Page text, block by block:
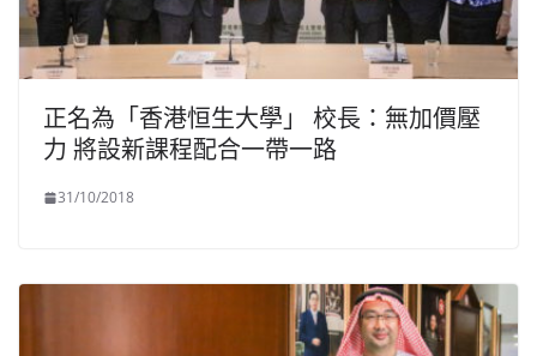
正名為「香港恒生大學」 校長：無加價壓
力 將設新課程配合一帶一路
31/10/2018